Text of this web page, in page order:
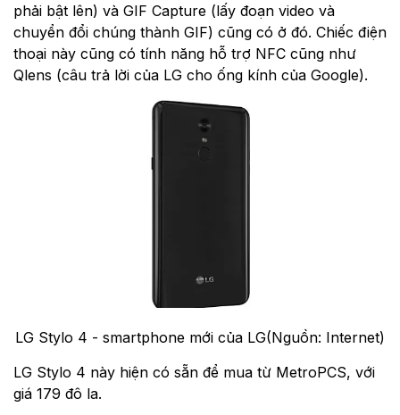
phải bật lên) và GIF Capture (lấy đoạn video và
chuyển đổi chúng thành GIF) cũng có ở đó. Chiếc điện
thoại này cũng có tính năng hỗ trợ NFC cũng như
Qlens (câu trả lời của LG cho ống kính của Google).
LG Stylo 4 - smartphone mới của LG(Nguồn: Internet)
LG Stylo 4 này hiện có sẵn để mua từ MetroPCS, với
giá 179 đô la.